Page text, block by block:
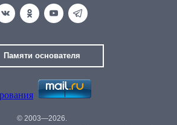
Памяти основателя
© 2003—2026.